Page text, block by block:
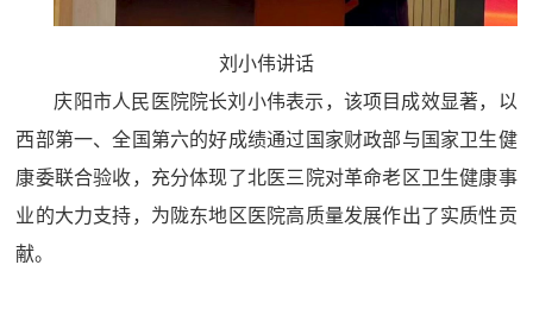
刘小伟讲话
庆阳市人民医院院长刘小伟表示，该项目成效显著，以
西部第一、全国第六的好成绩通过国家财政部与国家卫生健
康委联合验收，充分体现了北医三院对革命老区卫生健康事
业的大力支持，为陇东地区医院高质量发展作出了实质性贡
献。